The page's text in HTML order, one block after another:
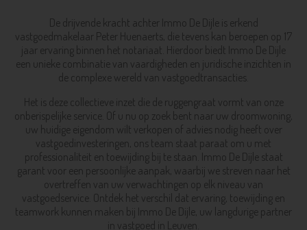
De drijvende kracht achter Immo De Dijle is erkend
vastgoedmakelaar Peter Huenaerts, die tevens kan beroepen op 17
jaar ervaring binnen het notariaat. Hierdoor biedt Immo De Dijle
een unieke combinatie van vaardigheden en juridische inzichten in
de complexe wereld van vastgoedtransacties.
Het is deze collectieve inzet die de ruggengraat vormt van onze
onberispelijke service. Of u nu op zoek bent naar uw droomwoning,
uw huidige eigendom wilt verkopen of advies nodig heeft over
vastgoedinvesteringen, ons team staat paraat om u met
professionaliteit en toewijding bij te staan. Immo De Dijle staat
garant voor een persoonlijke aanpak, waarbij we streven naar het
overtreffen van uw verwachtingen op elk niveau van
vastgoedservice. Ontdek het verschil dat ervaring, toewijding en
teamwork kunnen maken bij Immo De Dijle, uw langdurige partner
in vastgoed in Leuven.